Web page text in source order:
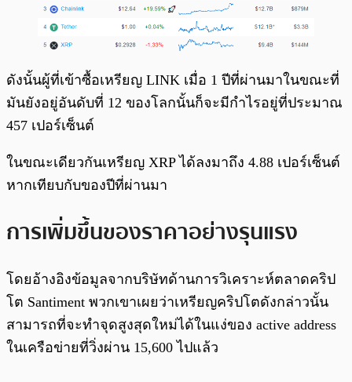
ดังนั้นผู้ที่เข้าซื้อเหรียญ LINK เมื่อ 1 ปีที่ผ่านมาในขณะที่
มันยังอยู่อันดับที่ 12 ของโลกนั้นก็จะมีกำไรอยู่ที่ประมาณ
457 เปอร์เซ็นต์
ในขณะเดียวกันเหรียญ XRP ได้ลงมาถึง 4.88 เปอร์เซ็นต์
หากเทียบกับของปีที่ผ่านมา
การเพิ่มขึ้นของราคาอย่างรุนแรง
โดยอ้างอิงข้อมูลจากบริษัทด้านการวิเคราะห์ตลาดคริป
โต Santiment พวกเขาเผยว่าเหรียญคริปโตดังกล่าวนั้น
สามารถที่จะทำจุดสูงสุดใหม่ได้ในแง่ของ active address
ในเครือข่ายที่วิ่งผ่าน 15,600 ไปแล้ว